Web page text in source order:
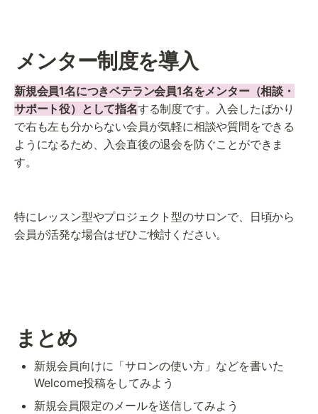
メンター制度を導入
新規会員1名につきベテラン会員1名をメンター（相談・
サポート役）として指名する制度です。入会したばかり
で右も左も分からない会員が気軽に相談や質問をできる
ようになるため、入会直後の退会を防ぐことができま
す。
特にレッスン型やプロジェクト型のサロンで、日頃から
会員が活発な場合はぜひご検討ください。
まとめ
新規会員向けに「サロンの使い方」などを書いた
Welcome投稿をしてみよう
新規会員限定のメールを送信してみよう